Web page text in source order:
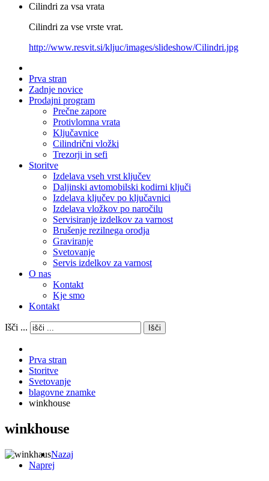
Cilindri za vsa vrata
Cilindri za vse vrste vrat.
http://www.resvit.si/kljuc/images/slideshow/Cilindri.jpg
Prva stran
Zadnje novice
Prodajni program
Prečne zapore
Protivlomna vrata
Ključavnice
Cilindrični vložki
Trezorji in sefi
Storitve
Izdelava vseh vrst ključev
Daljinski avtomobilski kodirni ključi
Izdelava ključev po ključavnici
Izdelava vložkov po naročilu
Servisiranje izdelkov za varnost
Brušenje rezilnega orodja
Graviranje
Svetovanje
Servis izdelkov za varnost
O nas
Kontakt
Kje smo
Kontakt
Išči ... Išči
Prva stran
Storitve
Svetovanje
blagovne znamke
winkhouse
winkhouse
Nazaj
Naprej